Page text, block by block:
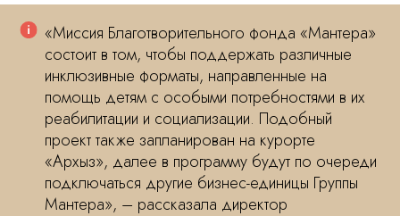
«Миссия Благотворительного фонда «Мантера»
состоит в том, чтобы поддержать различные
инклюзивные форматы, направленные на
помощь детям с особыми потребностями в их
реабилитации и социализации. Подобный
проект также запланирован на курорте
«Архыз», далее в программу будут по очереди
подключаться другие бизнес-единицы Группы
Мантера», – рассказала директор